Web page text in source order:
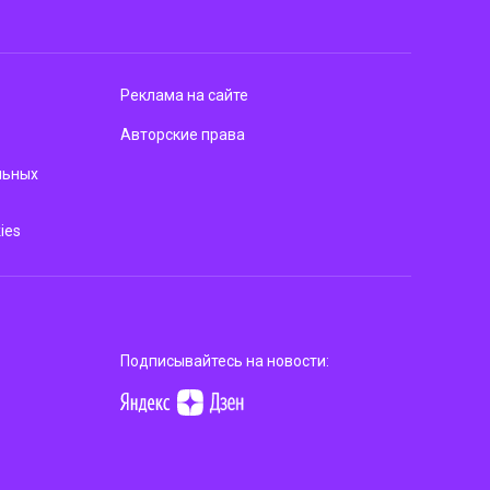
Реклама на сайте
Авторские права
Подписывайтесь на новости: